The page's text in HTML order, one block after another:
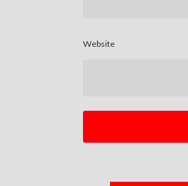
Website